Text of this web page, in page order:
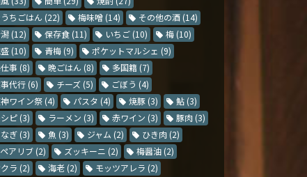
ちごはん (22) 梅味噌 (14) その他の酒 (14)
(12) 保存食 (11) いちご (10) 梅 (10)
(10) 青梅 (9) ポケットマルシェ (9)
事 (8) 晩ごはん (8) 多国籍 (7)
代行 (6) チーズ (5) ごぼう (4)
ワイン祭 (4) パスタ (4) 焼豚 (3) 鮎 (3)
シピ (3) ラーメン (3) 赤ワイン (3) 豚肉 (3)
ぎ (3) 魚 (3) ジャム (2) ひき肉 (2)
アリブ (2) ズッキーニ (2) 梅醤油 (2)
ラ (2) 海老 (2) モッツアレラ (2)